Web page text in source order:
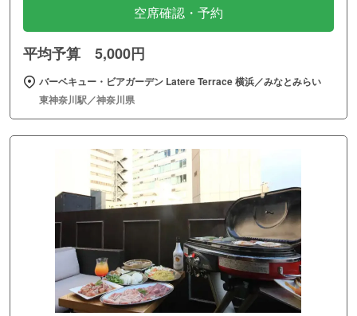
空席確認・予約
平均予算 5,000円
バーベキュー・ビアガーデン Latere Terrace 横浜／みなとみらい
東神奈川駅／神奈川県